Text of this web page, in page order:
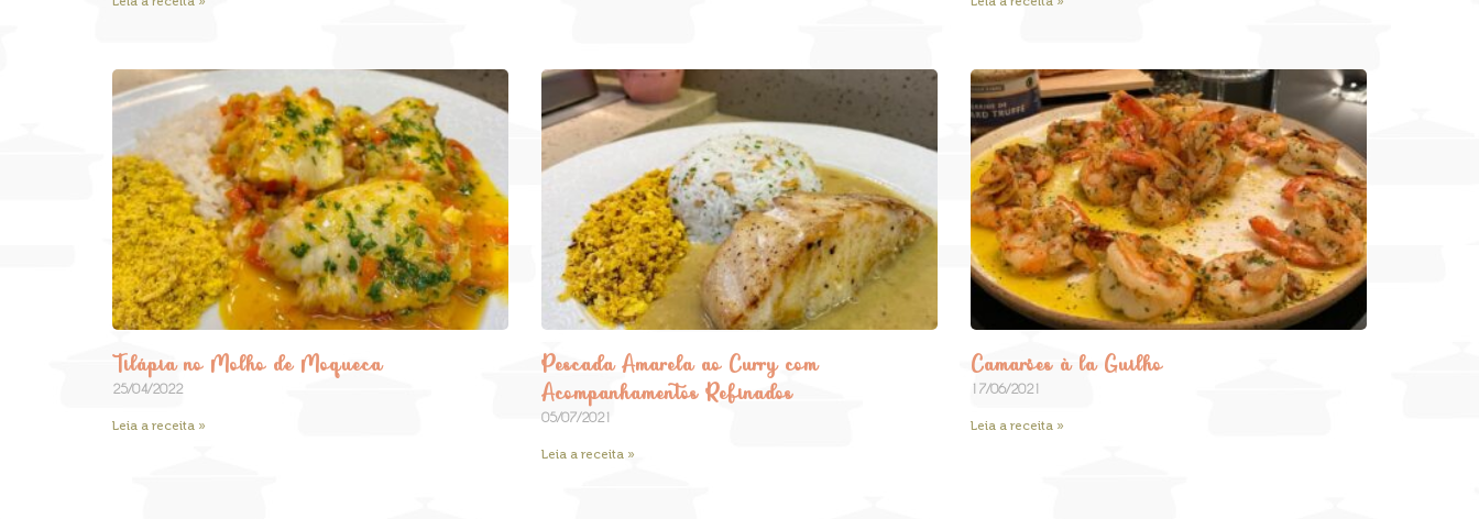
Tilápia no Molho de Moqueca
25/04/2022
Leia a receita »
Pescada Amarela ao Curry com
Acompanhamentos Refinados
05/07/2021
Leia a receita »
Camarões à la Guilho
17/06/2021
Leia a receita »